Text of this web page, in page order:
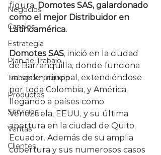
Negocios
Canales
Estrategia
Plan de Trabajo
Trabajo en equipo
Productos
Servicios
Ventas
Clientes
figura, Domotes SAS, galardonado
como el mejor Distribuidor en
Latinoamérica.
Domotes SAS, inició en la ciudad
de Barranquilla, donde funciona
su sede principal, extendiéndose
por toda Colombia, y América,
llegando a países como
Venezuela, EEUU, y su última
apertura en la ciudad de Quito,
Ecuador. Además de su amplia
cobertura y sus numerosos casos